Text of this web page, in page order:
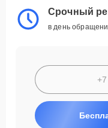
Срочный
в день